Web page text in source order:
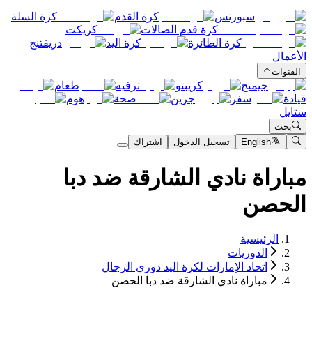
سبورتس كرة القدم
كرة السلة
كرة قدم الصالات
كريكت
كرة الطائرة
كرة اليد
دريفتنج
الأعمال
القنوات
جيمنج كريبتو ترفيه
طعام
قيادة
سفر جرين صحة
هوم
ستايل
بحث
English
تسجيل الدخول اشتراك
مباراة نادي الشارقة ضد دبا
الحصن
الرئيسية
الدوريات
اتحاد الإمارات لكرة اليد دوري الرجال
مباراة نادي الشارقة ضد دبا الحصن